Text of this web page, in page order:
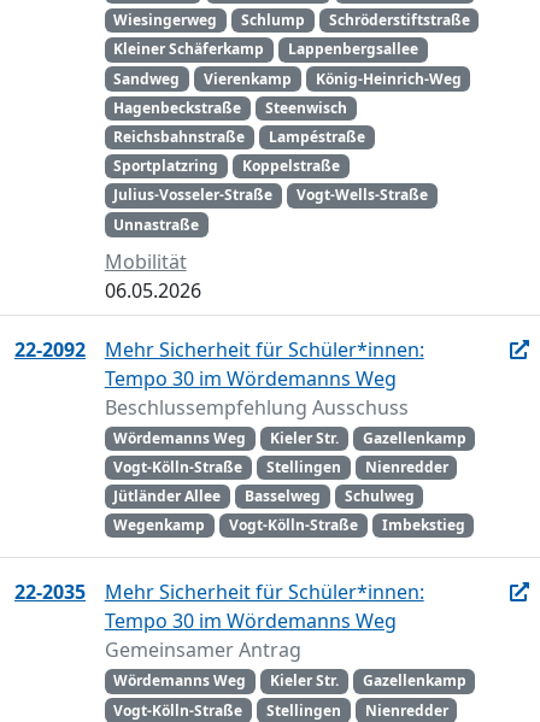
Wiesingerweg
Schlump
Schröderstiftstraße
Kleiner Schäferkamp
Lappenbergsallee
Sandweg
Vierenkamp
König-Heinrich-Weg
Hagenbeckstraße
Steenwisch
Reichsbahnstraße
Lampéstraße
Sportplatzring
Koppelstraße
Julius-Vosseler-Straße
Vogt-Wells-Straße
Unnastraße
Mobilität
06.05.2026
22-2092
Mehr Sicherheit für Schüler*innen:
Tempo 30 im Wördemanns Weg
Beschlussempfehlung Ausschuss
Wördemanns Weg Kieler Str.
Gazellenkamp
Vogt-Kölln-Straße
Stellingen
Nienredder
Jütländer Allee
Basselweg
Schulweg
Wegenkamp
Vogt-Kölln-Straße Imbekstieg
22-2035
Mehr Sicherheit für Schüler*innen:
Tempo 30 im Wördemanns Weg
Gemeinsamer Antrag
Wördemanns Weg Kieler Str.
Gazellenkamp
Vogt-Kölln-Straße
Stellingen
Nienredder